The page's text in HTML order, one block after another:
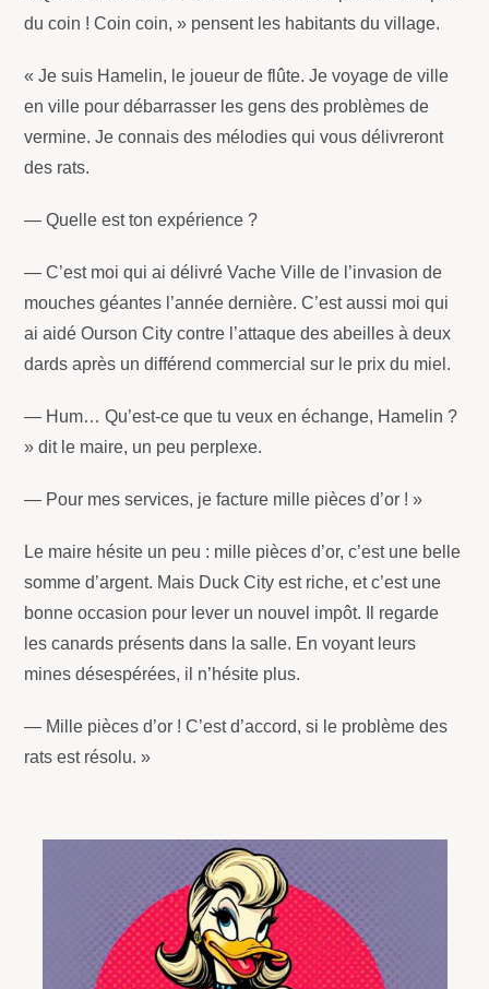
du coin ! Coin coin, » pensent les habitants du village.
« Je suis Hamelin, le joueur de flûte. Je voyage de ville
en ville pour débarrasser les gens des problèmes de
vermine. Je connais des mélodies qui vous délivreront
des rats.
— Quelle est ton expérience ?
— C’est moi qui ai délivré Vache Ville de l’invasion de
mouches géantes l’année dernière. C’est aussi moi qui
ai aidé Ourson City contre l’attaque des abeilles à deux
dards après un différend commercial sur le prix du miel.
— Hum… Qu’est-ce que tu veux en échange, Hamelin ?
» dit le maire, un peu perplexe.
— Pour mes services, je facture mille pièces d’or ! »
Le maire hésite un peu : mille pièces d’or, c’est une belle
somme d’argent. Mais Duck City est riche, et c’est une
bonne occasion pour lever un nouvel impôt. Il regarde
les canards présents dans la salle. En voyant leurs
mines désespérées, il n’hésite plus.
— Mille pièces d’or ! C’est d’accord, si le problème des
rats est résolu. »